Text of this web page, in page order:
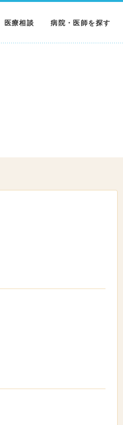
医療相談 病院・医師を探す